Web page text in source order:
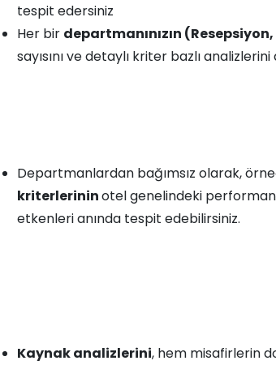
tespit edersiniz
Her bir departmanınızın
sayısını ve detaylı kriter bazlı
Departmanlardan bağımsız olarak,
kriterlerininotel genelindeki
etkenleri anında tespit edebilirsiniz.
Kaynak analizlerini, hem misafirlerin